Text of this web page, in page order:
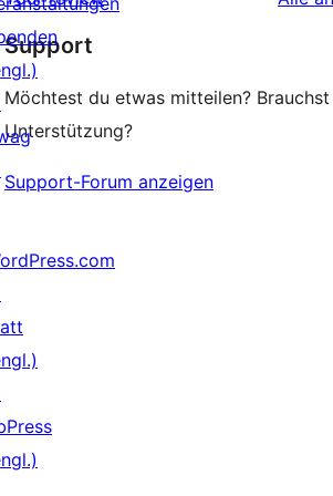
Rezensionen
Support
Möchtest du etwas mitteilen? Brauchst
Unterstützung?
Support-Forum anzeigen